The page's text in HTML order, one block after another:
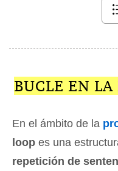
BUCLE EN
En el ámbito de la
loop es una
repetición de